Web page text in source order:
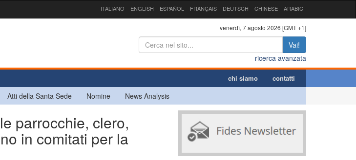
ITALIANO ENGLISH ESPAÑOL FRANÇAIS DEUTSCH CHINESE ARABIC
venerdì, 7 agosto 2026 [GMT +1]
Vai!
ricerca avanzata
chi siamo contatti
Atti della Santa Sede Nomine News Analysis
parrocchie, clero,
in comitati per la